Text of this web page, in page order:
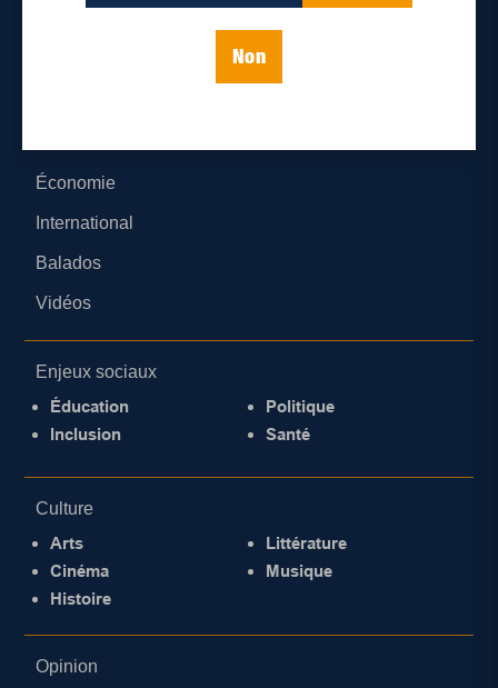
Non
Économie
International
Balados
Vidéos
Enjeux sociaux
Éducation
Inclusion
Politique
Santé
Culture
Arts
Cinéma
Histoire
Littérature
Musique
Opinion